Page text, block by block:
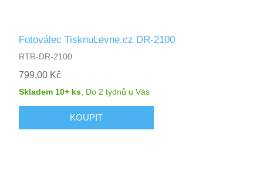
Fotoválec TisknuLevne.cz DR-2100
RTR-DR-2100
799,00 Kč
Skladem 10+ ks Do 2 týdnů u Vás